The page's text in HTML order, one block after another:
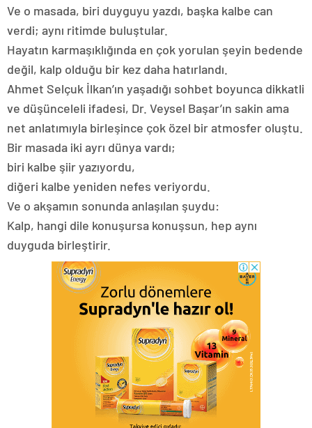
Ve o masada, biri duyguyu yazdı, başka kalbe can
verdi; aynı ritimde buluştular.
Hayatın karmaşıklığında en çok yorulan şeyin bedende
değil, kalp olduğu bir kez daha hatırlandı.
Ahmet Selçuk İlkan’ın yaşadığı sohbet boyunca dikkatli
ve düşünceleli ifadesi, Dr. Veysel Başar’ın sakin ama
net anlatımıyla birleşince çok özel bir atmosfer oluştu.
Bir masada iki ayrı dünya vardı;
biri kalbe şiir yazıyordu,
diğeri kalbe yeniden nefes veriyordu.
Ve o akşamın sonunda anlaşılan şuydu:
Kalp, hangi dile konuşursa konuşsun, hep aynı
duyguda birleştirir.